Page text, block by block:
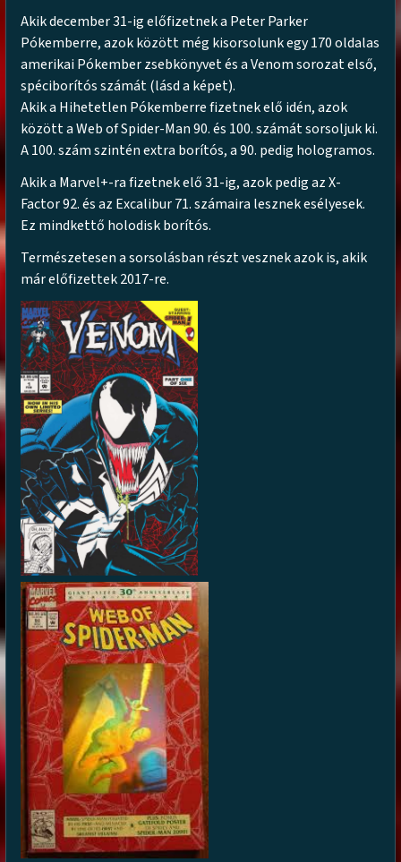
Akik december 31-ig előfizetnek a Peter Parker
Pókemberre, azok között még kisorsolunk egy 170 oldalas
amerikai Pókember zsebkönyvet és a Venom sorozat első,
spéciborítós számát (lásd a képet).
Akik a Hihetetlen Pókemberre fizetnek elő idén, azok
között a Web of Spider-Man 90. és 100. számát sorsoljuk ki.
A 100. szám szintén extra borítós, a 90. pedig hologramos.
Akik a Marvel+-ra fizetnek elő 31-ig, azok pedig az X-
Factor 92. és az Excalibur 71. számaira lesznek esélyesek.
Ez mindkettő holodisk borítós.
Természetesen a sorsolásban részt vesznek azok is, akik
már előfizettek 2017-re.